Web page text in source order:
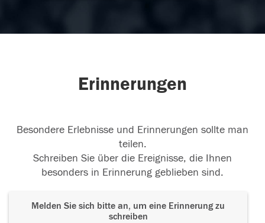
Erinnerungen
Besondere Erlebnisse und Erinnerungen sollte man
teilen.
Schreiben Sie über die Ereignisse, die Ihnen
besonders in Erinnerung geblieben sind.
Melden Sie sich bitte an, um eine Erinnerung zu
schreiben